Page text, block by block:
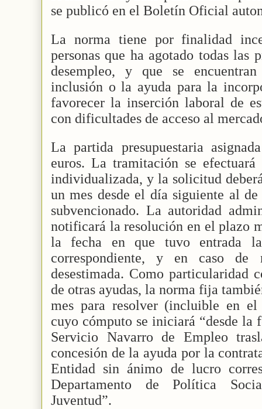
se publicó en el Boletín Oficial
La norma tiene por finalidad
personas que ha agotado todas las
desempleo, y que se
inclusión o la ayuda para la
favorecer la inserción laboral de
con dificultades de acceso al
La partida presupuestaria
euros. La tramitación se
individualizada, y la solicitud
un mes desde el día siguiente al
subvencionado. La autoridad
notificará la resolución en el plazo
la fecha en que tuvo entrada
correspondiente, y en caso de
desestimada. Como particularidad
de otras ayudas, la norma fija
mes para resolver (incluible en
cuyo cómputo se iniciará “desde la
Servicio Navarro de Empleo
concesión de la ayuda por la
Entidad sin ánimo de lucro
Departamento de Política
Juventud”.